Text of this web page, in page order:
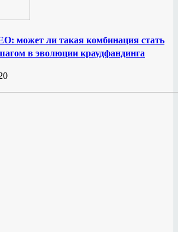
может ли такая комбинация стать
в эволюции краудфандинга